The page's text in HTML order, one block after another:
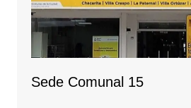
Sede Comunal 15